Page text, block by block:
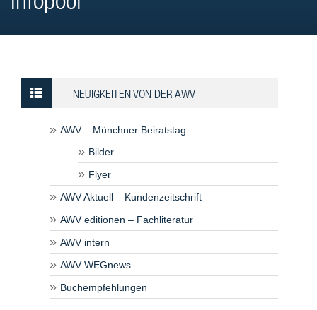
NEUIGKEITEN VON DER AWV
AWV – Münchner Beiratstag
Bilder
Flyer
AWV Aktuell – Kundenzeitschrift
AWV editionen – Fachliteratur
AWV intern
AWV WEGnews
Buchempfehlungen